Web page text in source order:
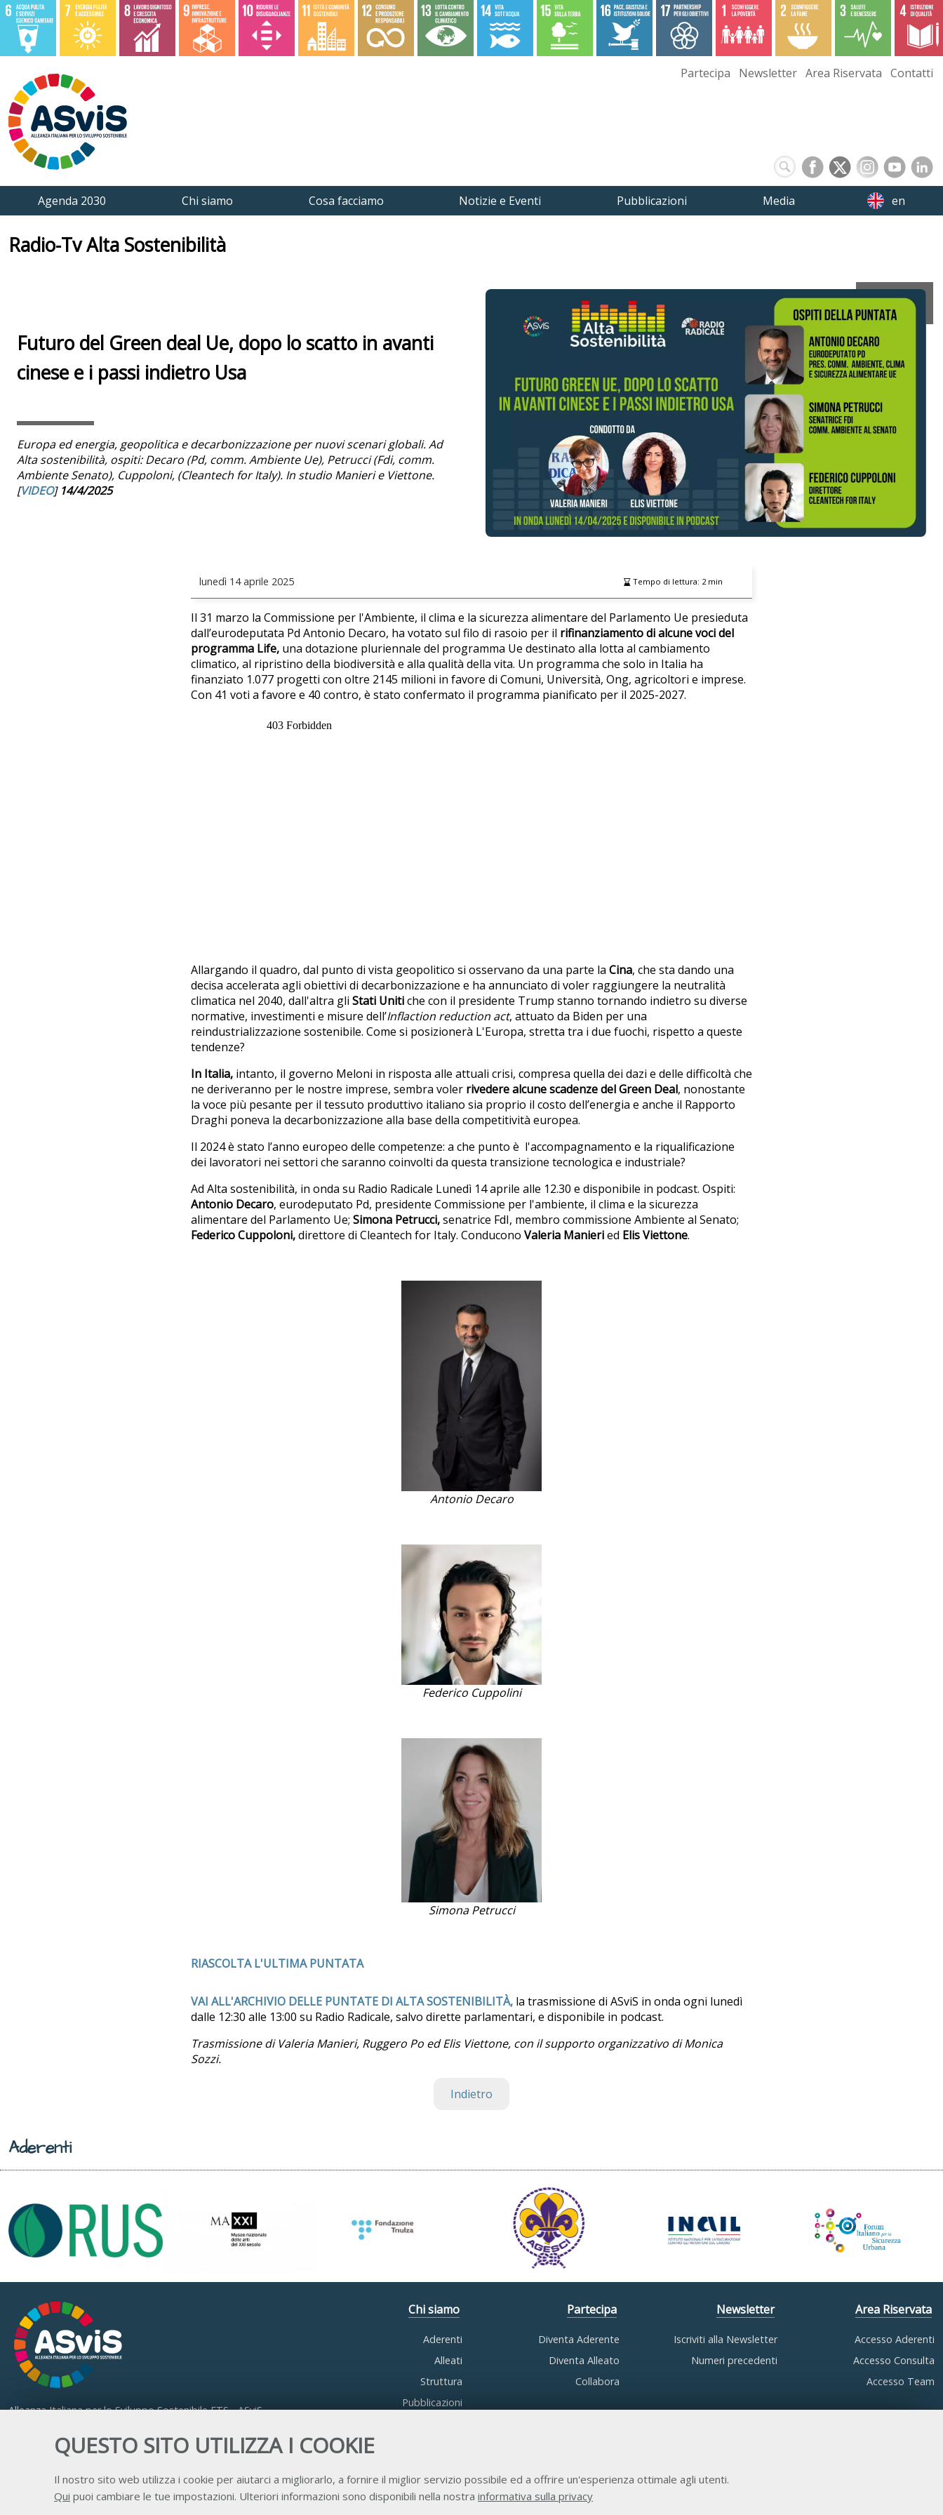
QUESTO SITO UTILIZZA I COOKIE
Il nostro sito web utilizza i cookie per aiutarci a migliorarlo, a fornire il miglior servizio possibile ed a offrire un'esperienza ottimale agli utenti.
Qui puoi cambiare le tue impostazioni. Ulteriori informazioni sono disponibili nella nostra informativa sulla privacy
Partecipa Newsletter Area Riservata Contatti
Agenda 2030 Chi siamo Cosa facciamo Notizie e Eventi Pubblicazioni Media en
Radio-Tv Alta Sostenibilità
Futuro del Green deal Ue, dopo lo scatto in avanti
cinese e i passi indietro Usa
Europa ed energia, geopolitica e decarbonizzazione per nuovi scenari globali. Ad
Alta sostenibilità, ospiti: Decaro (Pd, comm. Ambiente Ue), Petrucci (Fdi, comm.
Ambiente Senato), Cuppoloni, (Cleantech for Italy). In studio Manieri e Viettone.
[VIDEO] 14/4/2025
lunedì 14 aprile 2025 Tempo di lettura: 2min
Il 31 marzo la Commissione per l'Ambiente, il clima e la sicurezza alimentare del Parlamento Ue presieduta
dall’eurodeputata Pd Antonio Decaro, ha votato sul filo di rasoio per il rifinanziamento di alcune voci del
programma Life, una dotazione pluriennale del programma Ue destinato alla lotta al cambiamento
climatico, al ripristino della biodiversità e alla qualità della vita. Un programma che solo in Italia ha
finanziato 1.077 progetti con oltre 2145 milioni in favore di Comuni, Università, Ong, agricoltori e imprese.
Con 41 voti a favore e 40 contro, è stato confermato il programma pianificato per il 2025-2027.
Allargando il quadro, dal punto di vista geopolitico si osservano da una parte la Cina, che sta dando una
decisa accelerata agli obiettivi di decarbonizzazione e ha annunciato di voler raggiungere la neutralità
climatica nel 2040, dall'altra gli Stati Unitiche con il presidente Trump stanno tornando indietro su diverse
normative, investimenti e misure dell’Inflaction reduction act, attuato da Biden per una
reindustrializzazione sostenibile. Come si posizionerà L'Europa, stretta tra i due fuochi, rispetto a queste
tendenze?
In Italia, intanto, il governo Meloni in risposta alle attuali crisi, compresa quella dei dazi e delle difficoltà che
ne deriveranno per le nostre imprese, sembra voler rivedere alcune scadenze del Green Deal, nonostante
la voce più pesante per il tessuto produttivo italiano sia proprio il costo dell’energia e anche il Rapporto
Draghi poneva la decarbonizzazione alla base della competitività europea.
Il 2024 è stato l’anno europeo delle competenze: a che punto è l'accompagnamento e la riqualificazione
dei lavoratori nei settori che saranno coinvolti da questa transizione tecnologica e industriale?
Ad Alta sostenibilità, in onda su Radio Radicale Lunedì 14 aprile alle 12.30 e disponibile in podcast. Ospiti:
Antonio Decaro, eurodeputato Pd, presidente Commissione per l'ambiente, il clima e la sicurezza
alimentare del Parlamento Ue; Simona Petrucci,senatrice FdI, membro commissione Ambiente al Senato;
Federico Cuppoloni,direttore di Cleantech for Italy. Conducono Valeria Manieried Elis Viettone.
Antonio Decaro
Federico Cuppolini
Simona Petrucci
RIASCOLTA L'ULTIMA PUNTATA
VAI ALL'ARCHIVIO DELLE PUNTATE DI ALTA SOSTENIBILITÀ, la trasmissione di ASviS in onda ogni lunedì
dalle 12:30 alle 13:00 su Radio Radicale, salvo dirette parlamentari, e disponibile in podcast.
Trasmissione di Valeria Manieri, Ruggero Po ed Elis Viettone, con il supporto organizzativo di Monica
Sozzi.
Indietro
Aderenti
Alleanza Italiana per lo Sviluppo Sostenibile ETS - ASviS
C.F. 97893090585 P.IVA 14610671001
Chi siamo
Aderenti
Alleati
Struttura
Pubblicazioni
Partecipa
Diventa Aderente
Diventa Alleato
Collabora
Newsletter
Iscriviti alla Newsletter
Numeri precedenti
Area Riservata
Accesso Aderenti
Accesso Consulta
Accesso Team